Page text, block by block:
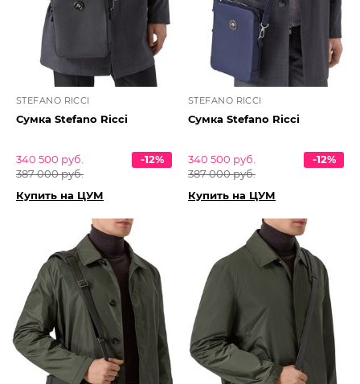
STEFANO RICCI
Сумка Stefano Ricci
340 500 руб.
387 000 руб.
-12%
Купить на ЦУМ
STEFANO RICCI
Сумка Stefano Ricci
340 500 руб.
387 000 руб.
-12%
Купить на ЦУМ